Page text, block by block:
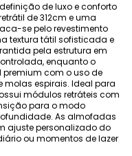
de luxo e conforto
de 312cm e uma
se pelo revestimento
textura tátil sofisticada e
pela estrutura em
enquanto o
premium com o uso de
molas espirais. Ideal para
módulos retráteis com
para o modo
As almofadas
ajuste personalizado do
ou momentos de lazer